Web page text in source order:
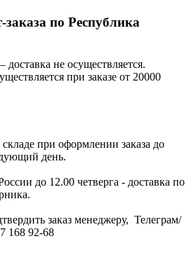
заказа по Республика
доставка не осуществляется.
при заказе от 20000
при оформлении заказа до
день.
до 12.00 четверга - доставка по
заказ менеджеру, Телеграм/
168 92-68